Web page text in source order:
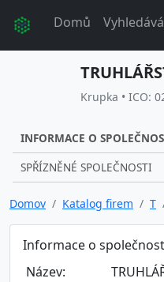
Domů
Krupka • ICO:
INFORMACE O
SPŘÍZNĚNÉ SPOLEČNOSTI
Domov Katalog firem T
Informace o
Název: